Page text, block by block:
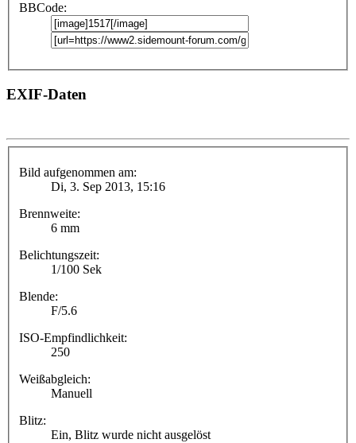
BBCode:
EXIF-Daten
Bild aufgenommen am:
Di, 3. Sep 2013, 15:16
Brennweite:
6 mm
Belichtungszeit:
1/100 Sek
Blende:
F/5.6
ISO-Empfindlichkeit:
250
Weißabgleich:
Manuell
Blitz:
Ein, Blitz wurde nicht ausgelöst